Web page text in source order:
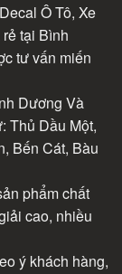
Ô Tô, Xe
tại Bình
tư vấn miến
Dương Và
Thủ Dầu Một,
Bến Cát, Bàu
phẩm chất
cao, nhiều
ý khách hàng,